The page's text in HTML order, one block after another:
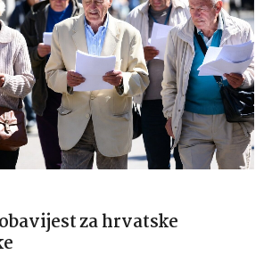
za hrvatske